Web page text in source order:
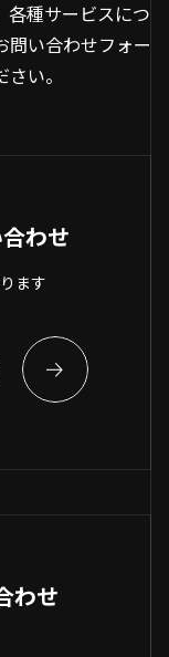
各種サービスにつ
問い合わせフォー
い。
わせ
ます
わせ